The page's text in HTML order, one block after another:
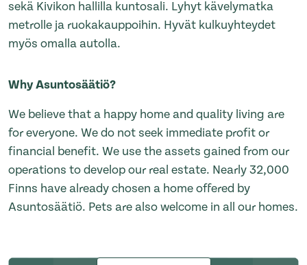
sekä Kivikon hallilla kuntosali. Lyhyt kävelymatka
metrolle ja ruokakauppoihin. Hyvät kulkuyhteydet
myös omalla autolla.
Why Asuntosäätiö?
We believe that a happy home and quality living are
for everyone. We do not seek immediate profit or
financial benefit. We use the assets gained from our
operations to develop our real estate. Nearly 32,000
Finns have already chosen a home offered by
Asuntosäätiö. Pets are also welcome in all our homes.